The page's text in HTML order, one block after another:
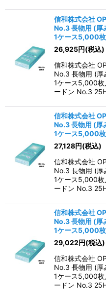
信和株式会社
No.3 長物用 (
1ケース5,000枚
26,925円(税込)
信和株式会社
No.3 長物用 (
1ケース5,000
ードン No.3
信和株式会社
No.3 長物用 (
1ケース5,000枚
27,128円(税込)
信和株式会社
No.3 長物用 (
1ケース5,000
ードン No.3
信和株式会社
No.3 長物用 (
1ケース5,000枚
29,022円(税込)
信和株式会社
No.3 長物用 (
1ケース5,000
ードン No.3